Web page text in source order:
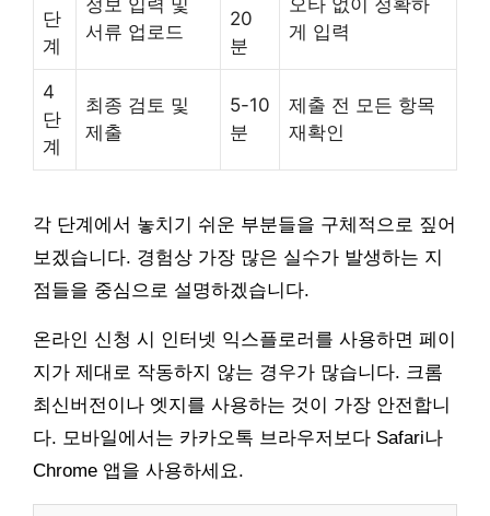
단
계
정보 입력 및
서류 업로드
20
분
오타 없이 정확하
게 입력
4
단
계
최종 검토 및
제출
5-10
분
제출 전 모든 항목
재확인
각 단계에서 놓치기 쉬운 부분들을 구체적으로 짚어
보겠습니다. 경험상 가장 많은 실수가 발생하는 지
점들을 중심으로 설명하겠습니다.
온라인 신청 시 인터넷 익스플로러를 사용하면 페이
지가 제대로 작동하지 않는 경우가 많습니다. 크롬
최신버전이나 엣지를 사용하는 것이 가장 안전합니
다. 모바일에서는 카카오톡 브라우저보다 Safari나
Chrome 앱을 사용하세요.